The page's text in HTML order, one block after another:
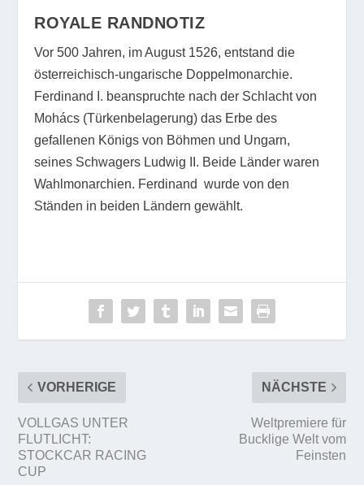
ROYALE RANDNOTIZ
Vor 500 Jahren, im August 1526, entstand die
österreichisch-ungarische Doppelmonarchie.
Ferdinand I. beanspruchte nach der Schlacht von
Mohács (Türkenbelagerung) das Erbe des
gefallenen Königs von Böhmen und Ungarn,
seines Schwagers Ludwig II. Beide Länder waren
Wahlmonarchien. Ferdinand wurde von den
Ständen in beiden Ländern gewählt.
VORHERIGE
VOLLGAS UNTER
FLUTLICHT:
STOCKCAR RACING
CUP
NÄCHSTE
Weltpremiere für
Bucklige Welt vom
Feinsten